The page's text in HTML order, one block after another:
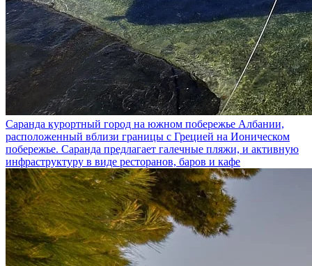
Саранда курортный город на южном побережье Албании,
расположенный вблизи границы с Грецией на Ионическом
побережье. Саранда предлагает галечные пляжи, и активную
инфраструктуру в виде ресторанов, баров и кафе